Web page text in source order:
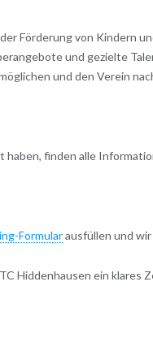
Förderung von Kindern
und gezielte
und den Verein
finden alle
Formularausfüllen und
Hiddenhausen ein klares